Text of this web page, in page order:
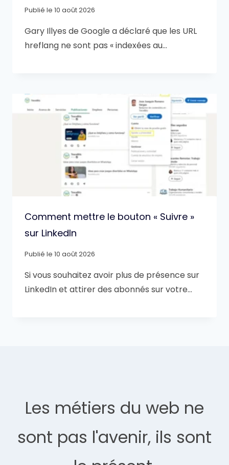
Publié le 10 août 2026
Gary Illyes de Google a déclaré que les URL
hreflang ne sont pas « indexées au…
Comment mettre le bouton « Suivre »
sur LinkedIn
Publié le 10 août 2026
Si vous souhaitez avoir plus de présence sur
LinkedIn et attirer des abonnés sur votre…
Les métiers du web ne
sont pas l'avenir, ils sont